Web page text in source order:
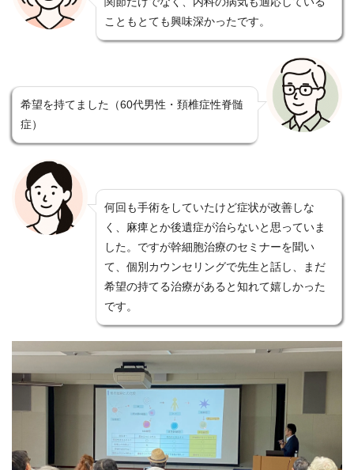
こともとても興味深かったです。
希望を持てました（60代男性・頚椎症性脊髄
症）
何回も手術をしていたけど症状が改善しな
く、麻痺とか後遺症が治らないと思っていま
した。ですが幹細胞治療のセミナーを聞い
て、個別カウンセリングで先生と話し、まだ
希望の持てる治療があると知れて嬉しかった
です。